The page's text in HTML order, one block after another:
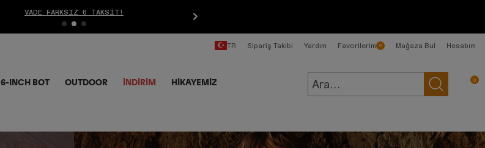
6-INCH BOT OUTDOOR İNDIRIM HİKAYEMİZ
TR Sipariş Takibi Yardım Favorilerim 0 Mağaza Bul Hesabım
0